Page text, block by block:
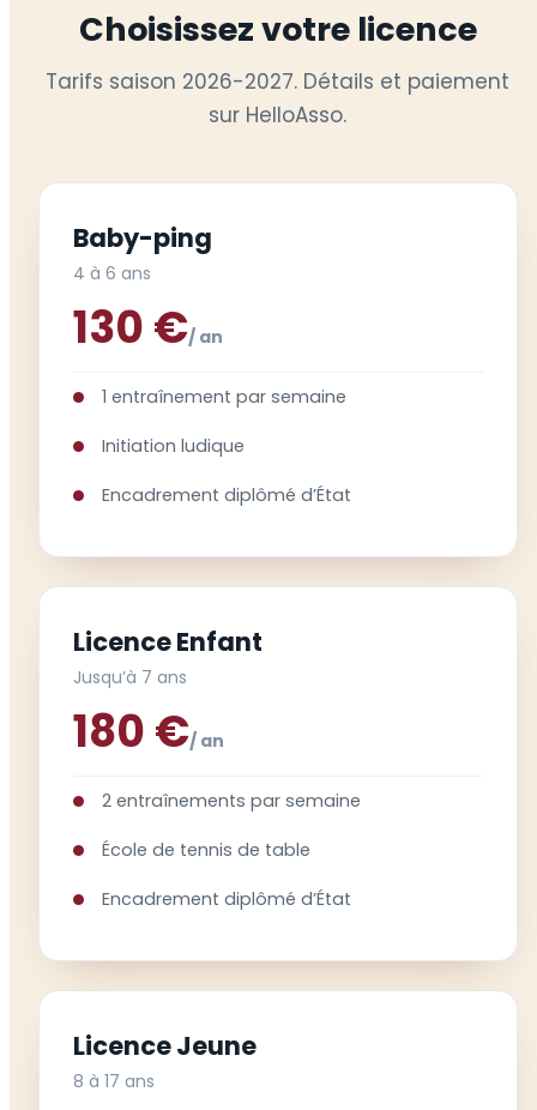
Choisissez votre licence
Tarifs saison 2026-2027. Détails et paiement
sur HelloAsso.
Baby-ping
4 à 6 ans
130 €/ an
1 entraînement par semaine
Initiation ludique
Encadrement diplômé d’État
Licence Enfant
Jusqu’à 7 ans
180 €/ an
2 entraînements par semaine
École de tennis de table
Encadrement diplômé d’État
Licence Jeune
8 à 17 ans